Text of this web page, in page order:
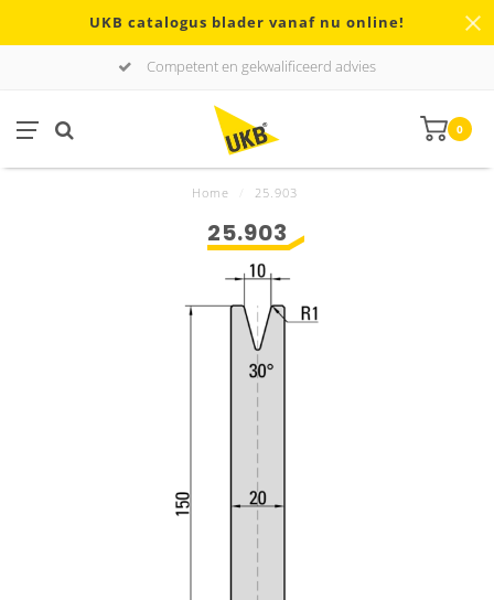
UKB catalogus blader vanaf nu online!
Competent en gekwalificeerd advies
0
Home 25.903
25.903